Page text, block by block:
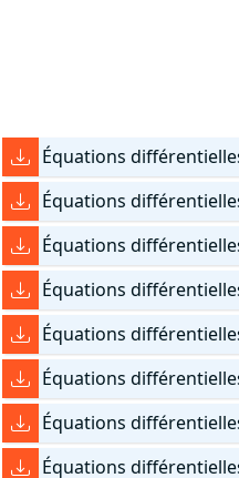
Équations
Équations
Équations
Équations
Équations
Équations
Équations
Équations